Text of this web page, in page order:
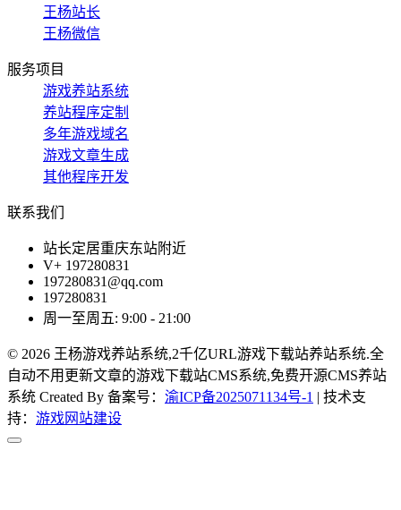
王杨站长
王杨微信
服务项目
游戏养站系统
养站程序定制
多年游戏域名
游戏文章生成
其他程序开发
联系我们
站长定居重庆东站附近
V+ 197280831
197280831@qq.com
197280831
周一至周五: 9:00 - 21:00
© 2026 王杨游戏养站系统,2千亿URL游戏下载站养站系统.全
自动不用更新文章的游戏下载站CMS系统,免费开源CMS养站
系统 Created By 备案号： 渝ICP备2025071134号-1 | 技术支
持： 游戏网站建设